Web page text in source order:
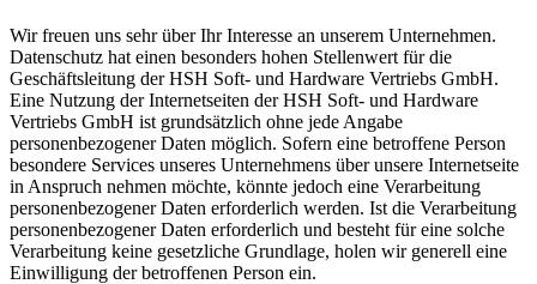
Wir freuen uns sehr über Ihr Interesse an unserem Unternehmen.
Datenschutz hat einen besonders hohen Stellenwert für die
Geschäftsleitung der HSH Soft- und Hardware Vertriebs GmbH.
Eine Nutzung der Internetseiten der HSH Soft- und Hardware
Vertriebs GmbH ist grundsätzlich ohne jede Angabe
personenbezogener Daten möglich. Sofern eine betroffene Person
besondere Services unseres Unternehmens über unsere Internetseite
in Anspruch nehmen möchte, könnte jedoch eine Verarbeitung
personenbezogener Daten erforderlich werden. Ist die Verarbeitung
personenbezogener Daten erforderlich und besteht für eine solche
Verarbeitung keine gesetzliche Grundlage, holen wir generell eine
Einwilligung der betroffenen Person ein.